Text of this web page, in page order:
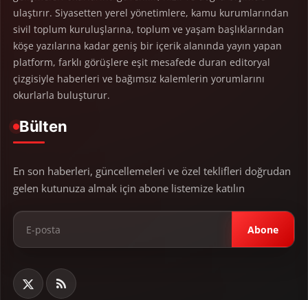
ulaştırır. Siyasetten yerel yönetimlere, kamu kurumlarından
sivil toplum kuruluşlarına, toplum ve yaşam başlıklarından
köşe yazılarına kadar geniş bir içerik alanında yayın yapan
platform, farklı görüşlere eşit mesafede duran editoryal
çizgisiyle haberleri ve bağımsız kalemlerin yorumlarını
okurlarla buluşturur.
Bülten
En son haberleri, güncellemeleri ve özel teklifleri doğrudan
gelen kutunuza almak için abone listemize katılın
Abone